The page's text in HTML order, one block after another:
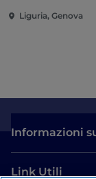
Liguria, Genova
Informazioni
Link Utili